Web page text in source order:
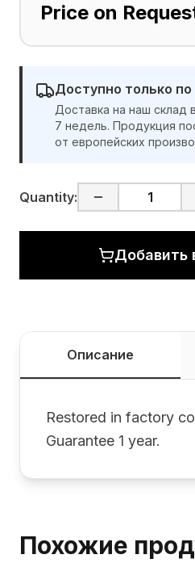
Price on
Доступно только по
Доставка на наш склад
7 недель. Продукция
от европейских
Quantity:
Добавить
Описание
Restored in factory
Guarantee 1 year.
Похожие